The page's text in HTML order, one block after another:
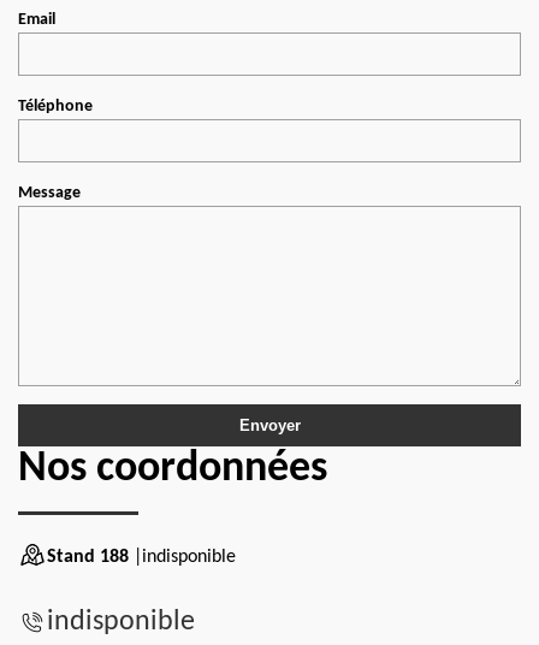
Email
Téléphone
Message
Nos coordonnées
Stand 188 |indisponible
indisponible